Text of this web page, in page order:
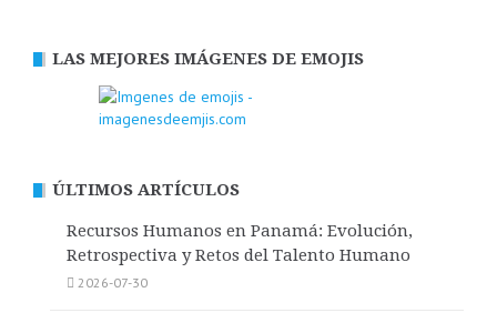
LAS MEJORES IMÁGENES DE EMOJIS
ÚLTIMOS ARTÍCULOS
Recursos Humanos en Panamá: Evolución,
Retrospectiva y Retos del Talento Humano
2026-07-30